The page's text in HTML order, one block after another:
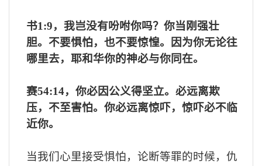
书1:9，我岂没有吩咐你吗？你当刚强壮
胆。不要惧怕，也不要惊惶。因为你无论往
哪里去，耶和华你的神必与你同在。
赛54:14，你必因公义得坚立。必远离欺
压，不至害怕。你必远离惊吓，惊吓必不临
近你。
当我们心里接受惧怕，论断等罪的时候，仇